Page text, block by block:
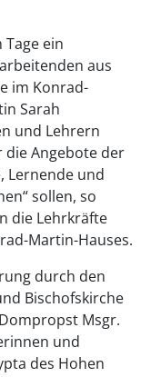
ein
aus
im Konrad-
Sarah
und Lehrern
die Angebote der
Lernende und
sollen, so
die Lehrkräfte
Martin-Hauses.
durch den
Bischofskirche
Msgr.
und
des Hohen